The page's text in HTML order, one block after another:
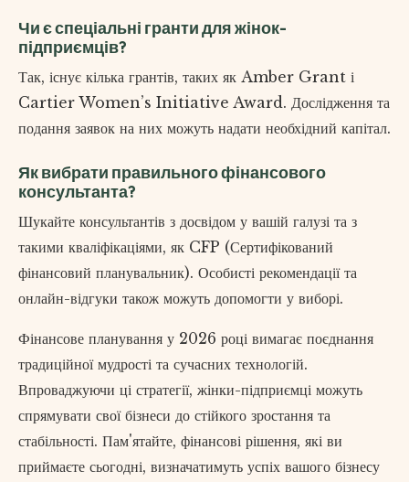
Чи є спеціальні гранти для жінок-
підприємців?
Так, існує кілька грантів, таких як Amber Grant і
Cartier Women’s Initiative Award. Дослідження та
подання заявок на них можуть надати необхідний капітал.
Як вибрати правильного фінансового
консультанта?
Шукайте консультантів з досвідом у вашій галузі та з
такими кваліфікаціями, як CFP (Сертифікований
фінансовий планувальник). Особисті рекомендації та
онлайн-відгуки також можуть допомогти у виборі.
Фінансове планування у 2026 році вимагає поєднання
традиційної мудрості та сучасних технологій.
Впроваджуючи ці стратегії, жінки-підприємці можуть
спрямувати свої бізнеси до стійкого зростання та
стабільності. Пам'ятайте, фінансові рішення, які ви
приймаєте сьогодні, визначатимуть успіх вашого бізнесу